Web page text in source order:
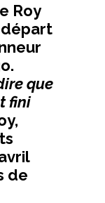
Roy
départ
que
fini
de